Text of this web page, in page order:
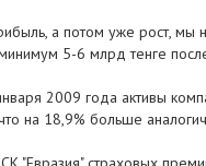
а потом уже рост, мы
5-6 млрд тенге
2009 года активы
на 18,9% больше